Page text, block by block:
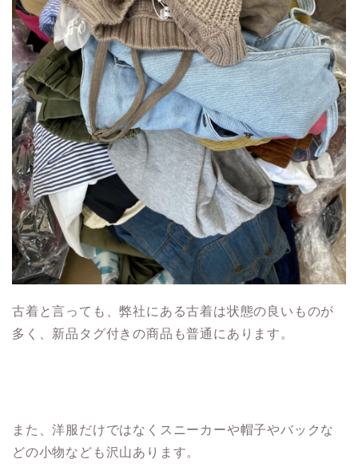
古着と言っても、弊社にある古着は状態の良いものが
多く、新品タグ付きの商品も普通にあります。
また、洋服だけではなくスニーカーや帽子やバックな
どの小物なども沢山あります。